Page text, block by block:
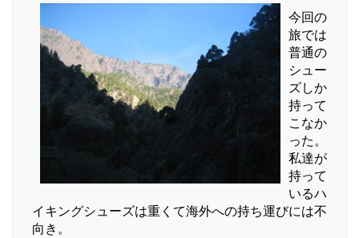
今回の
旅では
普通の
シュー
ズしか
持って
こなか
った。
私達が
持って
いるハ
イキングシューズは重くて海外への持ち運びには不
向き。